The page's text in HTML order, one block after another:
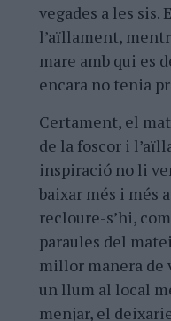
vegades a les
l’aïllament,
mare amb qui es
encara no tenia
Certament, el
de la foscor i
inspiració no li
baixar més i més
recloure-s’hi,
paraules del
millor manera de
un llum al local
menjar, el